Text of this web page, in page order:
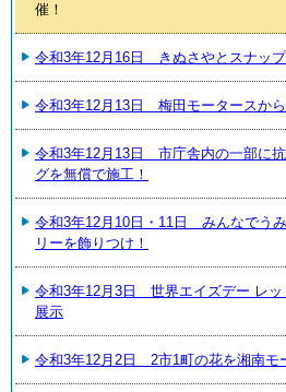
催！
令和3年12月16日 きぬさやとスナッ
令和3年12月13日 梅田モータースか
令和3年12月13日 市庁舎内の一部に
グを無償で施工！
令和3年12月10日・11日 みんなでう
リーを飾りつけ！
令和3年12月3日 世界エイズデー レッ
展示
令和3年12月2日 2市1町の花を湘南モ